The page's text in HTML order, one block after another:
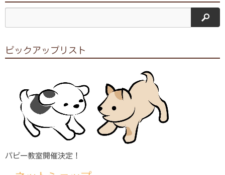
サ
ピックアップリスト
パピー教室開催決定！